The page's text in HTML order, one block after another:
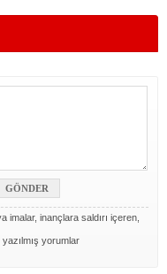
imalar, inançlara saldırı içeren,
yorumlar